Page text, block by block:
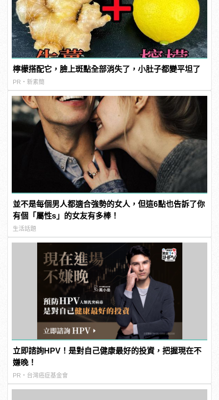
檸檬搭配它，臉上斑點全部消失了，小肚子都變平坦了
PR・新素簡
並不是每個男人都適合強勢的女人，但這6點也告訴了你
有個「屬性s」的女友有多棒！
生活話題
立即諮詢HPV！是對自己健康最好的投資，把握現在不
嫌晚！
PR・台灣癌症基金會